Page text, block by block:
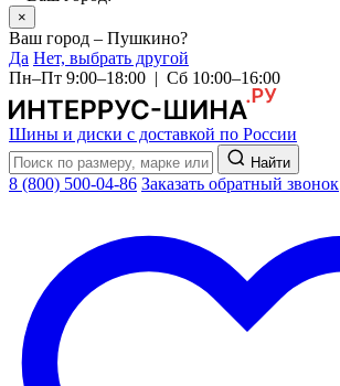
×
Ваш город – Пушкино?
Да Нет, выбрать другой
Пн–Пт 9:00–18:00 | Сб 10:00–16:00
Шины и диски с доставкой по России
Найти
8 (800) 500-04-86 Заказать обратный звонок